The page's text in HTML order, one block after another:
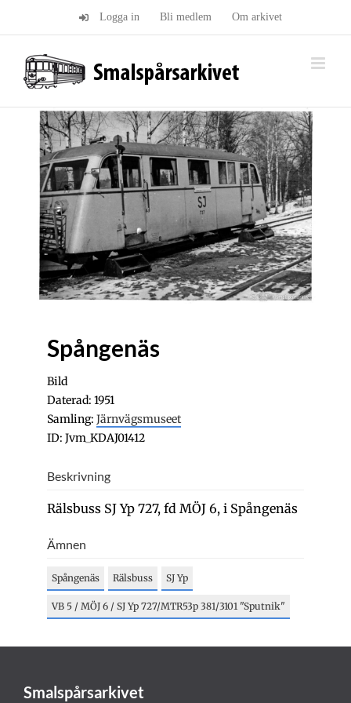
Logga in Bli medlem Om arkivet
Spångenäs
Bild
Daterad: 1951
Samling: Järnvägsmuseet
ID: Jvm_KDAJ01412
Beskrivning
Rälsbuss SJ Yp 727, fd MÖJ 6, i Spångenäs
Ämnen
Spångenäs Rälsbuss SJ Yp
VB 5 / MÖJ 6 / SJ Yp 727/MTR53p 381/3101 "Sputnik"
Smalspårsarkivet